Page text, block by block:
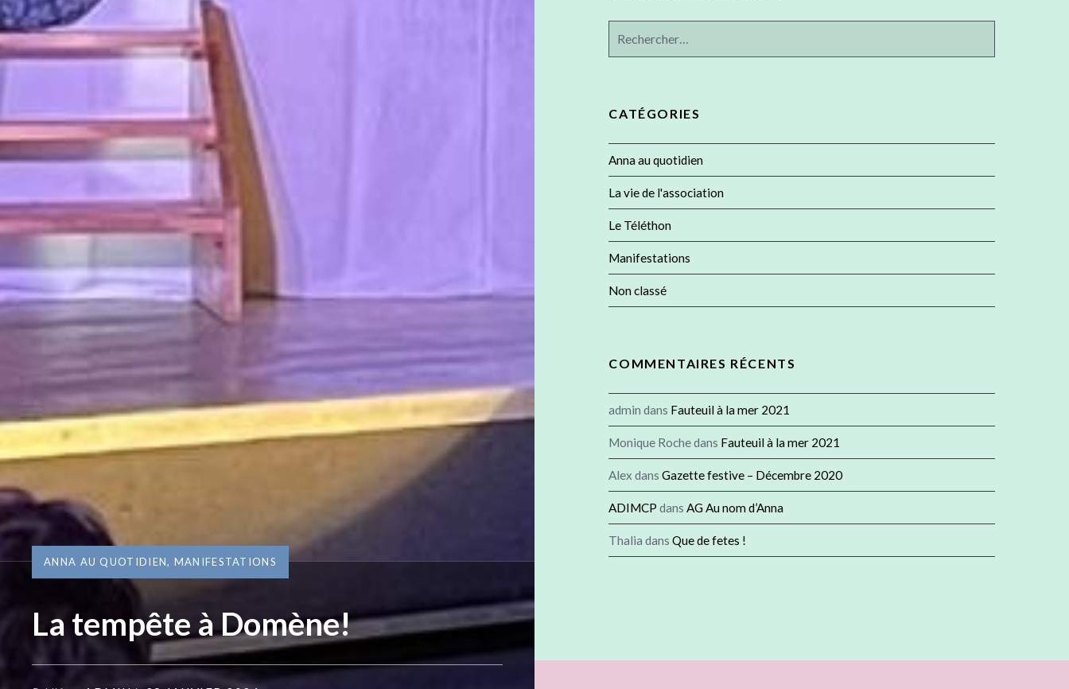
ANNA AU QUOTIDIEN, MANIFESTATIONS
La tempête à Domène!
CATÉGORIES
Anna au quotidien
La vie de l'association
Le Téléthon
Manifestations
Non classé
COMMENTAIRES RÉCENTS
admin dans Fauteuil à la mer 2021
Monique Rochedans Fauteuil à la mer 2021
Alex dansGazette festive – Décembre 2020
ADIMCP dansAG Au nom d’Anna
Thalia dansQue de fetes !